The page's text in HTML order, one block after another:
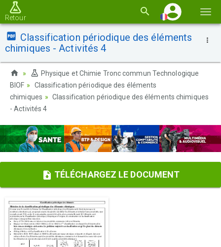
la
Retour
Classification périodique des éléments
chimiques - Activités 4
Physique et Chimie Tronc commun Technologique
BIOF
Classification périodique des éléments
chimiques
Classification périodique des éléments chimiques
- Activités 4
TÉLÉCHARGEZ LE DOCUMENT